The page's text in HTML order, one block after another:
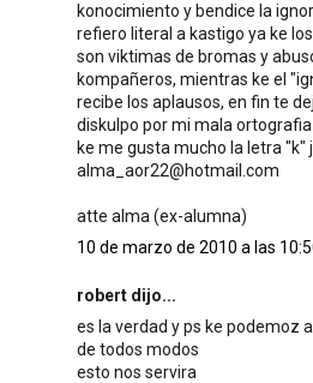
konocimiento y bendice la
refiero literal a kastigo ya ke
son viktimas de bromas y
kompañeros, mientras ke el
recibe los aplausos, en fin te
diskulpo por mi mala
ke me gusta mucho la letra "k"
alma_aor22@hotmail.com
atte alma (ex-alumna)
10 de marzo de 2010 a las
robert dijo...
es la verdad y ps ke podemoz
de todos modos
esto nos servira